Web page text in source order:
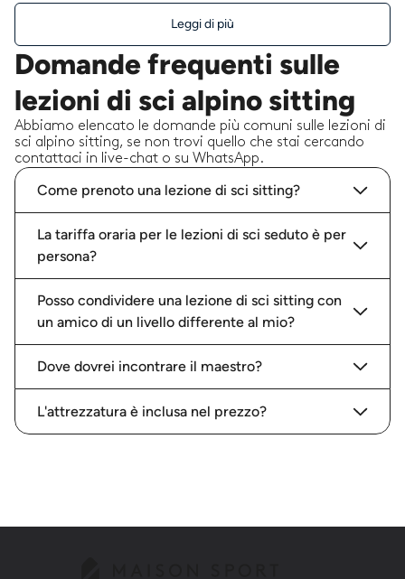
Leggi di più
Domande frequenti sulle
lezioni di sci alpino sitting
Abbiamo elencato le domande più comuni sulle lezioni di
sci alpino sitting, se non trovi quello che stai cercando
contattaci in live-chat o su WhatsApp.
Come prenoto una lezione di sci sitting?
La tariffa oraria per le lezioni di sci seduto è per
persona?
Posso condividere una lezione di sci sitting con
un amico di un livello differente al mio?
Dove dovrei incontrare il maestro?
L'attrezzatura è inclusa nel prezzo?